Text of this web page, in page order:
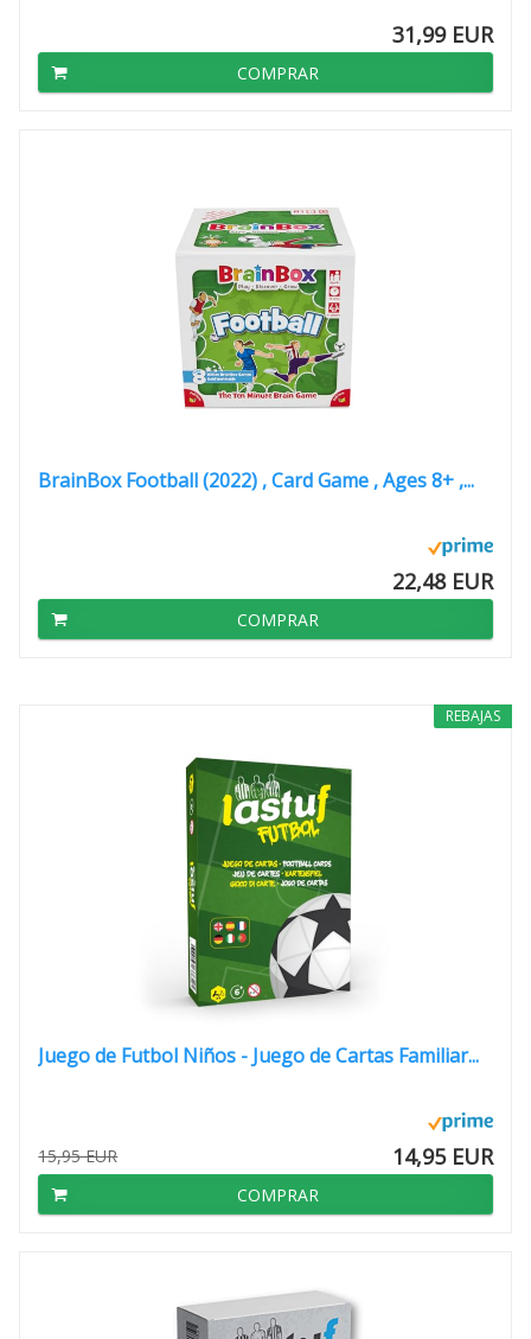
31,99 EUR
COMPRAR
BrainBox Football (2022) , Card Game , Ages 8+ ,...
22,48 EUR
COMPRAR
REBAJAS
Juego de Futbol Niños - Juego de Cartas Familiar...
15,95 EUR 14,95 EUR
COMPRAR